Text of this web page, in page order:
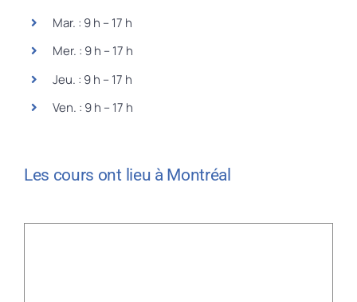
Mar. : 9 h – 17 h
Mer. : 9 h – 17 h
Jeu. : 9 h – 17 h
Ven. : 9 h – 17 h
Les cours ont lieu à Montréal